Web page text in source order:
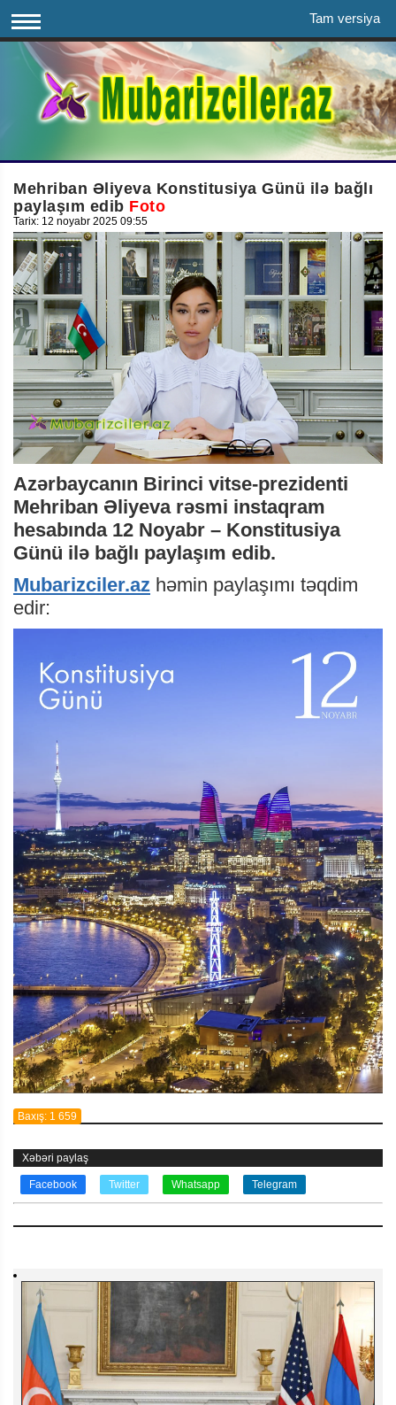
Tam versiya
Mehriban Əliyeva Konstitusiya Günü ilə bağlı
paylaşım edib Foto
Tarix: 12 noyabr 2025 09:55
Azərbaycanın Birinci vitse-prezidenti
Mehriban Əliyeva rəsmi instaqram
hesabında 12 Noyabr – Konstitusiya
Günü ilə bağlı paylaşım edib.
Mubarizciler.az həmin paylaşımı təqdim
edir:
Baxış: 1 659
Xəbəri paylaş
Facebook Twitter Whatsapp Telegram